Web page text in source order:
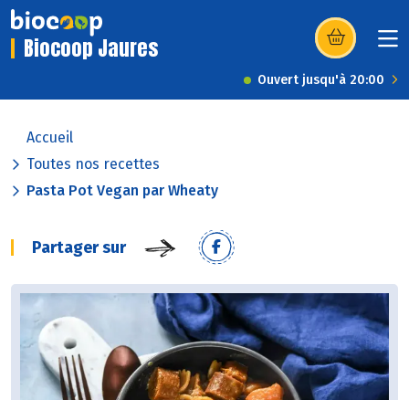
Biocoop Jaures (s’ouvre dans
Ouvert jusqu'à 20:00
Accueil
Toutes nos recettes
Pasta Pot Vegan par Wheaty
Partager sur